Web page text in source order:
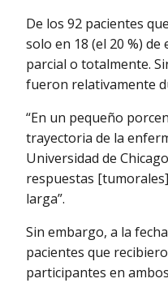
De los 92 pacientes
solo en 18 (el 20 %)
parcial o totalmente.
fueron relativamente
“En un pequeño
trayectoria de la
Universidad de
respuestas
larga”.
Sin embargo, a la
pacientes que
participantes en